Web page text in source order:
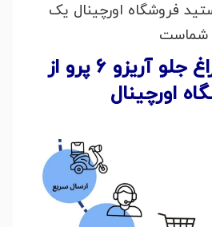
فروشگاه اورچینال یک
شماست
مزایا خرید چراغ جلو آریزو 6 پرو از
اورچینال